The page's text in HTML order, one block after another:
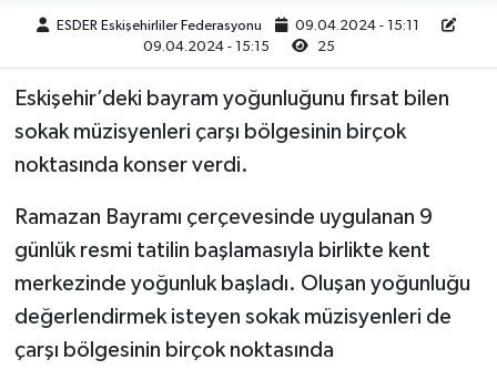
ESDER Eskişehirliler Federasyonu
09.04.2024 - 15:11
09.04.2024 - 15:15
25
Eskişehir’deki bayram yoğunluğunu fırsat bilen
sokak müzisyenleri çarşı bölgesinin birçok
noktasında konser verdi.
Ramazan Bayramı çerçevesinde uygulanan 9
günlük resmi tatilin başlamasıyla birlikte kent
merkezinde yoğunluk başladı. Oluşan yoğunluğu
değerlendirmek isteyen sokak müzisyenleri de
çarşı bölgesinin birçok noktasında